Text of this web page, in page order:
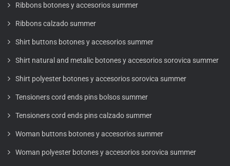
Ribbons botones y accesorios summer
Ribbons calzado summer
Shirt buttons botones y accesorios summer
Shirt natural and metalic botones y accesorios sorovica summer
Shirt polyester botones y accesorios sorovica summer
Tensioners cord ends pins bolsos summer
Tensioners cord ends pins calzado summer
Woman buttons botones y accesorios summer
Woman polyester botones y accesorios sorovica summer